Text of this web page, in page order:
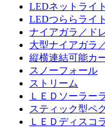
LEDネットライト
LEDつららライト
ナイアガラ／ド
大型ナイアガラ
縦横連結可能カ
スノーフォール
ストリーム
ＬＥＤソーラー
スティック型ペ
ＬＥＤディスコ